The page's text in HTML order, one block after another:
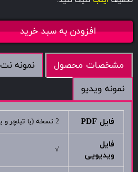
افزودن به سبد خرید
مشخصات محصول
نمونه نت
نمونه ویدیو
فایل PDF 2 نسخه (با تبلچر و بدون تبلچر)
فایل
ویدیویی
√